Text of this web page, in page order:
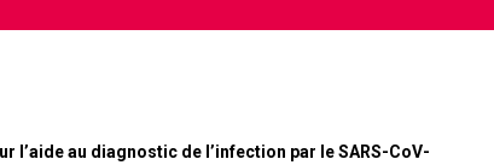
l’aide au diagnostic de l’infection par le SARS-CoV-